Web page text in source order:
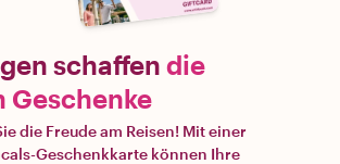
schaffen die
Geschenke
die Freude am Reisen! Mit einer
Geschenkkarte können Ihre